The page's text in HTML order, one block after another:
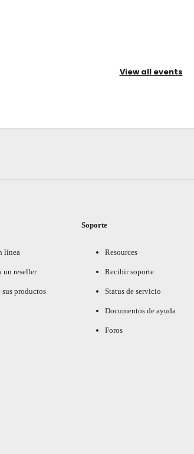
View all events
línea
un reseller
productos
Soporte
Resources
Recibir soporte
Status de servicio
Documentos de ayuda
Foros